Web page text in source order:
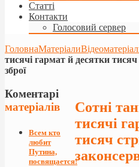
Статті
Контакти
Голосовий сервер
ГоловнаМатеріали
тисячі гармат й десятки тисяч
зброї
Сотні
тисячі
тисяч
Коментарі
матеріалів
Всем кто
любит
Путина,
посвящается!